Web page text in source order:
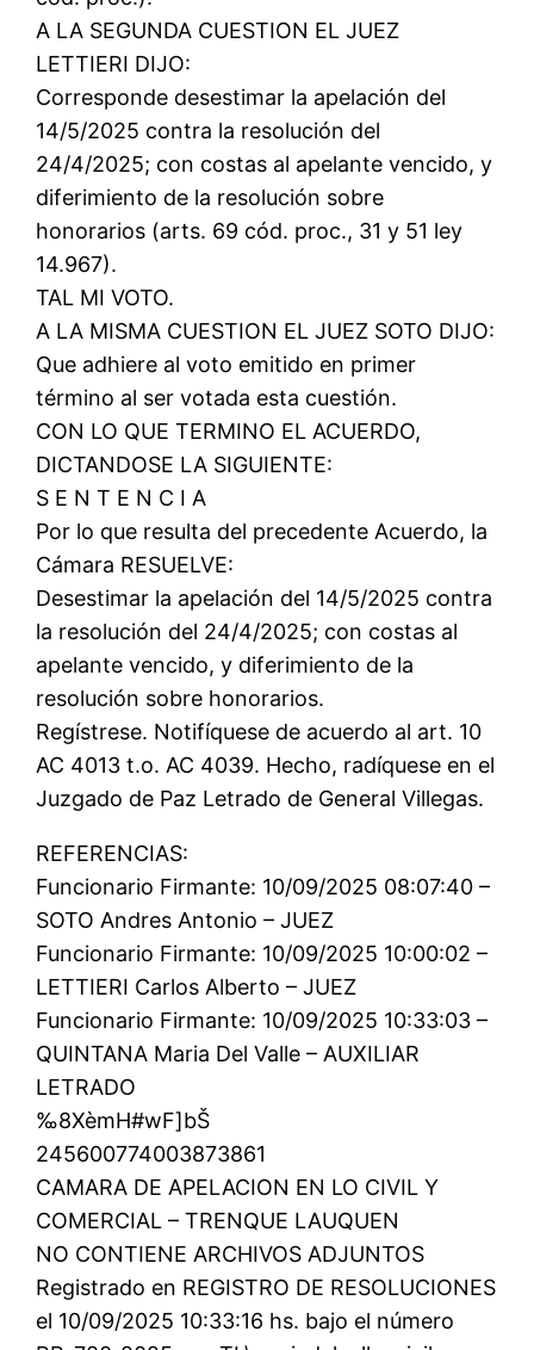
A LA SEGUNDA CUESTION EL JUEZ
LETTIERI DIJO:
Corresponde desestimar la apelación del
14/5/2025 contra la resolución del
24/4/2025; con costas al apelante vencido, y
diferimiento de la resolución sobre
honorarios (arts. 69 cód. proc., 31 y 51 ley
14.967).
TAL MI VOTO.
A LA MISMA CUESTION EL JUEZ SOTO DIJO:
Que adhiere al voto emitido en primer
término al ser votada esta cuestión.
CON LO QUE TERMINO EL ACUERDO,
DICTANDOSE LA SIGUIENTE:
S E N T E N C I A
Por lo que resulta del precedente Acuerdo, la
Cámara RESUELVE:
Desestimar la apelación del 14/5/2025 contra
la resolución del 24/4/2025; con costas al
apelante vencido, y diferimiento de la
resolución sobre honorarios.
Regístrese. Notifíquese de acuerdo al art. 10
AC 4013 t.o. AC 4039. Hecho, radíquese en el
Juzgado de Paz Letrado de General Villegas.
REFERENCIAS:
Funcionario Firmante: 10/09/2025 08:07:40 –
SOTO Andres Antonio – JUEZ
Funcionario Firmante: 10/09/2025 10:00:02 –
LETTIERI Carlos Alberto – JUEZ
Funcionario Firmante: 10/09/2025 10:33:03 –
QUINTANA Maria Del Valle – AUXILIAR
LETRADO
‰8XèmH#wF]bŠ
245600774003873861
CAMARA DE APELACION EN LO CIVIL Y
COMERCIAL – TRENQUE LAUQUEN
NO CONTIENE ARCHIVOS ADJUNTOS
Registrado en REGISTRO DE RESOLUCIONES
el 10/09/2025 10:33:16 hs. bajo el número